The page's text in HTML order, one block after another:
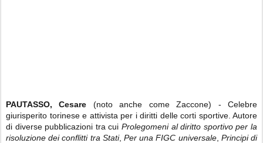
PAUTASSO, Cesare (noto anche come Zaccone) - Celebre
giurisperito torinese e attivista per i diritti delle corti sportive. Autore
di diverse pubblicazioni tra cui Prolegomeni al diritto sportivo per la
risoluzione dei conflitti tra Stati,Per una FIGC universale, Principi di